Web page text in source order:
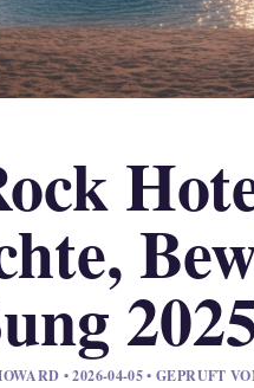
• 2026-04-05 • GEPRUFT